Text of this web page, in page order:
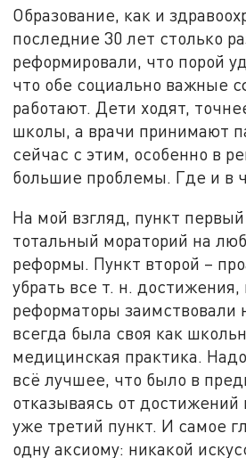
Образование, как и
последние 30 лет столько
реформировали, что порой
что обе социально важные
работают. Дети ходят,
школы, а врачи принимают
сейчас с этим, особенно в
большие проблемы. Где и в
На мой взгляд, пункт
тотальный мораторий на
реформы. Пункт второй –
убрать все т. н. достижения,
реформаторы заимствовали
всегда была своя как
медицинская практика.
всё лучшее, что было в
отказываясь от достижений
уже третий пункт. И самое
одну аксиому: никакой